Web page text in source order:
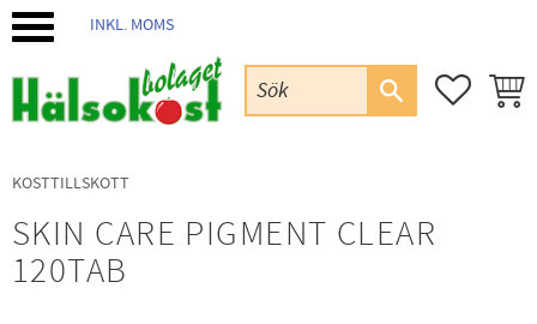
INKL. MOMS
KOSTTILLSKOTT
SKIN CARE PIGMENT CLEAR
120TAB